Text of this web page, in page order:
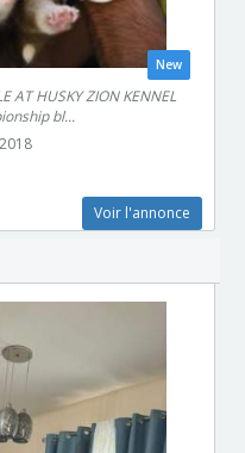
New
AT HUSKY ZION KENNEL
bl...
Voir l'annonce